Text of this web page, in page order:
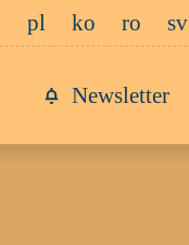
pl ko ro sv
Newsletter